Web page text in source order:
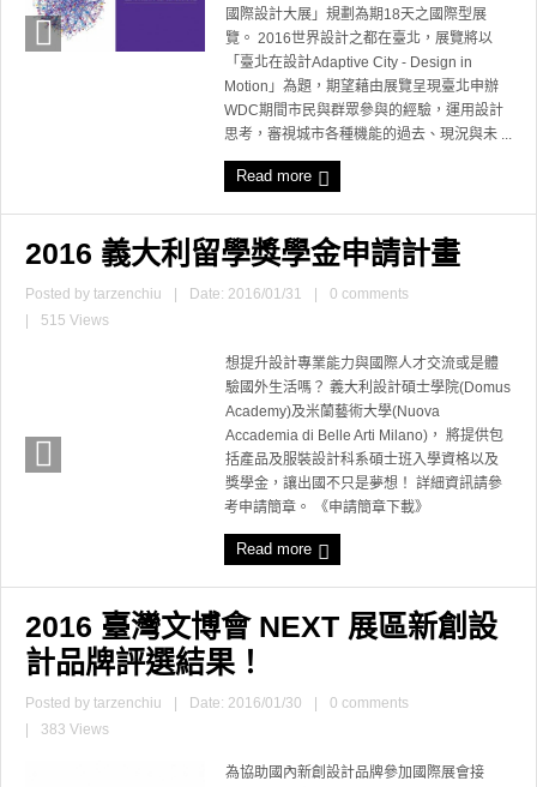
國際設計大展」規劃為期18天之國際型展
覽。 2016世界設計之都在臺北，展覽將以
「臺北在設計Adaptive City - Design in
Motion」為題，期望藉由展覽呈現臺北申辦
WDC期間市民與群眾參與的經驗，運用設計
思考，審視城市各種機能的過去、現況與未 ...
Read more
2016 義大利留學獎學金申請計畫
Posted by tarzenchiu Date: 2016/01/31
0 comments
515 Views
想提升設計專業能力與國際人才交流或是體
驗國外生活嗎？ 義大利設計碩士學院(Domus
Academy)及米蘭藝術大學(Nuova
Accademia di Belle Arti Milano)， 將提供包
括產品及服裝設計科系碩士班入學資格以及
獎學金，讓出國不只是夢想！ 詳細資訊請參
考申請簡章。 《申請簡章下載》
Read more
2016 臺灣文博會 NEXT 展區新創設
計品牌評選結果！
Posted by tarzenchiu Date: 2016/01/30
0 comments
383 Views
為協助國內新創設計品牌參加國際展會接